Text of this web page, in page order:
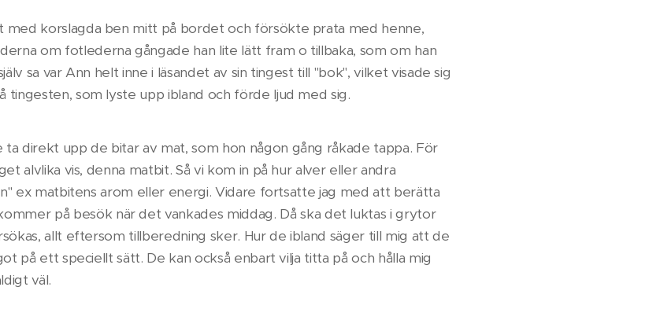
med korslagda ben mitt på bordet och försökte prata med henne,
om fotlederna gångade han lite lätt fram o tillbaka, som om han
sa var Ann helt inne i läsandet av sin tingest till "bok", vilket visade sig
tingesten, som lyste upp ibland och förde ljud med sig.
direkt upp de bitar av mat, som hon någon gång råkade tappa. För
alvlika vis, denna matbit. Så vi kom in på hur alver eller andra
ex matbitens arom eller energi. Vidare fortsatte jag med att berätta
på besök när det vankades middag. Då ska det luktas i grytor
allt eftersom tillberedning sker. Hur de ibland säger till mig att de
på ett speciellt sätt. De kan också enbart vilja titta på och hålla mig
väl.